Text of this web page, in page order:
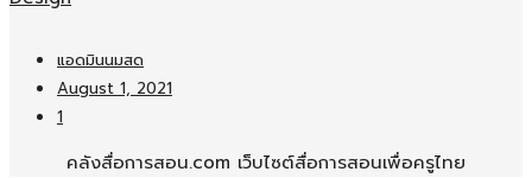
แอดมินนมสด
August 1, 2021
1
คลังสื่อการสอน.com เว็บไซต์สื่อการสอนเพื่อครูไทย